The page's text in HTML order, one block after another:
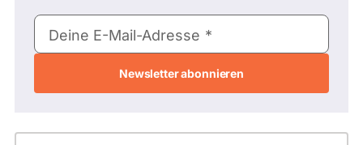
E-
Mail-
Deine E-Mail-Adresse